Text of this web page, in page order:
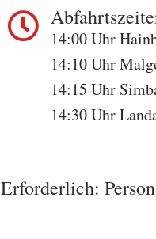
14:00 Uhr
14:10 Uhr
14:15 Uhr
14:30 Uhr
Erforderlich: